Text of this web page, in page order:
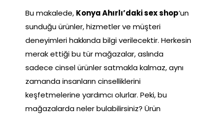
Bu makalede, Konya Ahırlı’daki sex shop‘un
sunduğu ürünler, hizmetler ve müşteri
deneyimleri hakkında bilgi verilecektir. Herkesin
merak ettiği bu tür mağazalar, aslında
sadece cinsel ürünler satmakla kalmaz, aynı
zamanda insanların cinselliklerini
keşfetmelerine yardımcı olurlar. Peki, bu
mağazalarda neler bulabilirsiniz? Ürün